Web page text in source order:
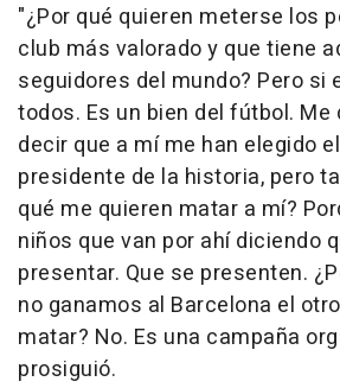
"¿Por qué quieren meterse los
club más valorado y que tiene
seguidores del mundo? Pero si
todos. Es un bien del fútbol. Me
decir que a mí me han elegido
presidente de la historia, pero
qué me quieren matar a mí?
niños que van por ahí diciendo
presentar. Que se presenten.
no ganamos al Barcelona el
matar? No. Es una campaña
prosiguió.